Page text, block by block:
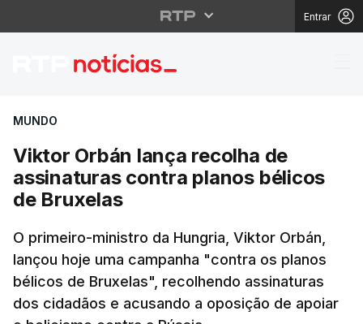
Entrar
Viktor Orbán lança
MUNDO
Viktor Orbán lança recolha de
assinaturas contra planos bélicos
de Bruxelas
O primeiro-ministro da Hungria, Viktor Orbán,
lançou hoje uma campanha "contra os planos
bélicos de Bruxelas", recolhendo assinaturas
dos cidadãos e acusando a oposição de apoiar